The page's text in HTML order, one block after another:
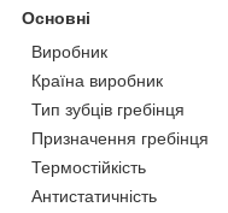
Основні
Виробник
Країна виробник
Тип зубців гребінця
Призначення гребінця
Термостійкість
Антистатичність